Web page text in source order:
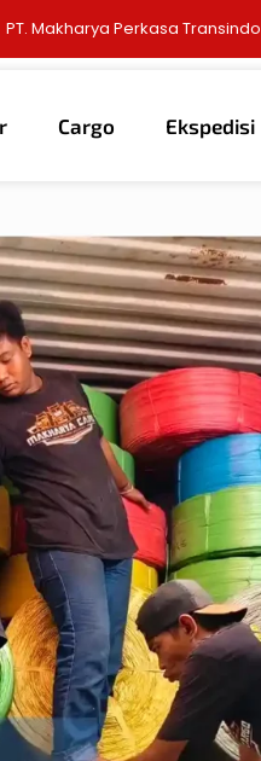
PT. Makharya Perkasa Transindo
Cargo Ekspedisi